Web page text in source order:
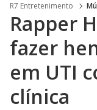
R7 Entretenimento
Rapper
fazer
em UTI
clínica